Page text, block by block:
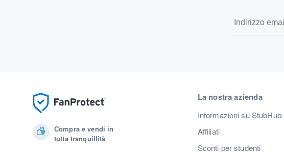
Compra e vendi in
tutta tranquillità
La nostra azienda
Informazioni su StubHub
Affiliati
Sconti per studenti